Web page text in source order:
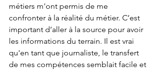
métiers m'ont permis de me
confronter à la réalité du métier. C’est
important d’aller à la source pour avoir
les informations du terrain. Il est vrai
qu'en tant que journaliste, le transfert
de mes compétences semblait facile et